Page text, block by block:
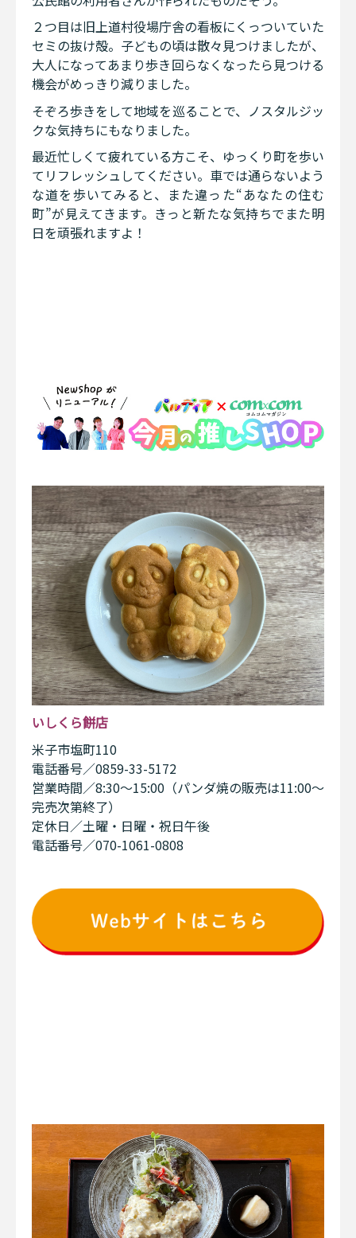
２つ目は旧上道村役場庁舎の看板にくっついていた
セミの抜け殻。子どもの頃は散々見つけましたが、
大人になってあまり歩き回らなくなったら見つける
機会がめっきり減りました。
そぞろ歩きをして地域を巡ることで、ノスタルジッ
クな気持ちにもなりました。
最近忙しくて疲れている方こそ、ゆっくり町を歩い
てリフレッシュしてください。車では通らないよう
な道を歩いてみると、また違った“あなたの住む
町”が見えてきます。きっと新たな気持ちでまた明
日を頑張れますよ！
いしくら餅店
米子市塩町110
電話番号／0859-33-5172
営業時間／8:30～15:00（パンダ焼の販売は11:00～
完売次第終了）
定休日／土曜・日曜・祝日午後
電話番号／070-1061-0808